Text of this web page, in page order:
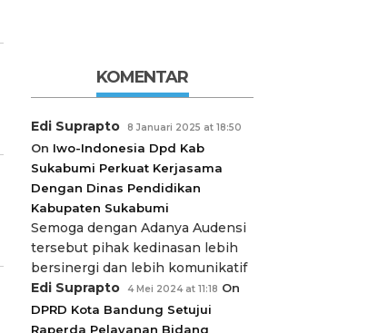
KOMENTAR
Edi Suprapto 8 Januari 2025 at 18:50
On Iwo-Indonesia Dpd Kab
Sukabumi Perkuat Kerjasama
Dengan Dinas Pendidikan
Kabupaten Sukabumi
Semoga dengan Adanya Audensi
tersebut pihak kedinasan lebih
bersinergi dan lebih komunikatif
Edi Suprapto
4 Mei 2024 at 11:18 On
DPRD Kota Bandung Setujui
Raperda Pelayanan Bidang